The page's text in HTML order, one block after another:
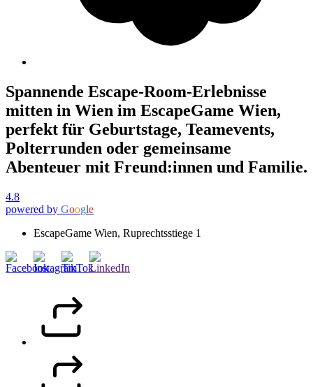
Spannende Escape-Room-Erlebnisse
mitten in Wien im EscapeGame Wien,
perfekt für Geburtstage, Teamevents,
Polterrunden oder gemeinsame
Abenteuer mit Freund:innen und Familie.
4.8
powered by Google
EscapeGame Wien, Ruprechtsstiege 1